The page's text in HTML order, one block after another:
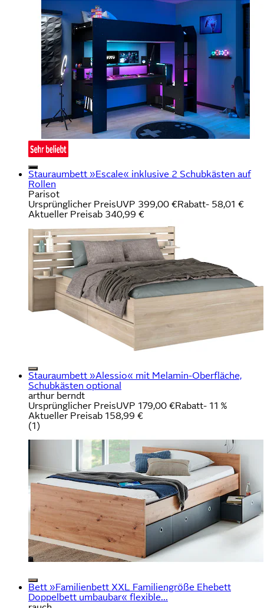
Stauraumbett »Escale« inklusive 2 Schubkästen auf
Rollen
Parisot
Ursprünglicher PreisUVP 399,00 €Rabatt- 58,01 €
Aktueller Preisab 340,99 €
Stauraumbett »Alessio« mit Melamin-Oberfläche,
Schubkästen optional
arthur berndt
Ursprünglicher PreisUVP 179,00 €Rabatt- 11 %
Aktueller Preisab 158,99 €
(1)
Bett »Familienbett XXL Familiengröße Ehebett
Doppelbett umbaubar« flexible...